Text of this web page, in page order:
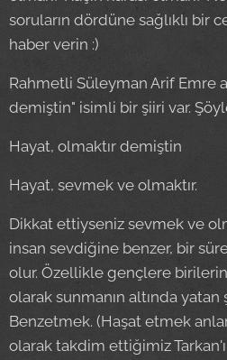
soruların dördüne sağlıklı bir
haber verin :)
Rahmetli Süleyman Arif Emre
demiştin" isimli bir şiiri var.
Hayat, olmaktır demiştin
Hayat, sevmek ve olmaktır.
Dikkat ettiyseniz sevmek ve
insan sevdiğine benzer, bir
olur. Özellikle gençlere
olarak sunmanın altında yatan
Benzetmek. (Haşat etmek
olarak takdim ettiğimiz Tarkan'ı